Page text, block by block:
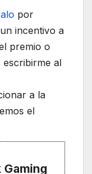
por
incentivo a
premio o
al
a la
el